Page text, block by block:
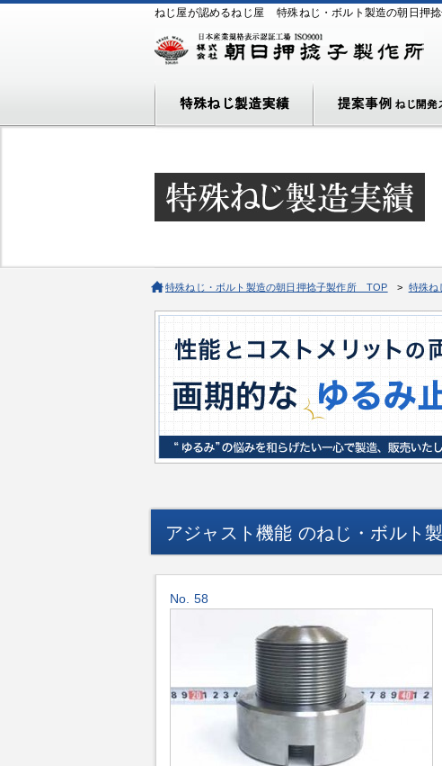
ねじ屋が認めるねじ屋
特殊ねじ・ボルト製造の朝日押
特殊ねじ・ボルト製造の朝日押捻子製作所 TOP > 特殊ね
アジャスト機能 のねじ・ボルト
No. 58